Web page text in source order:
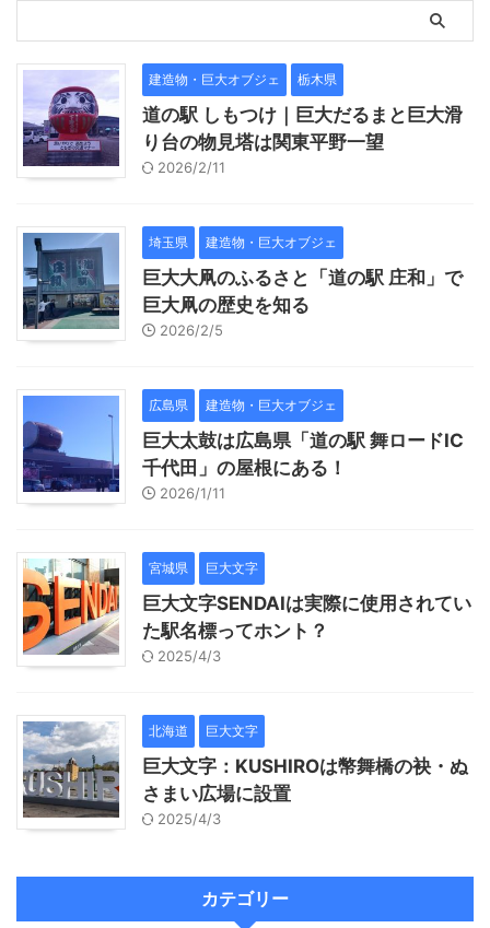
建造物・巨大オブジェ 栃木県
道の駅 しもつけ｜巨大だるまと巨大滑
り台の物見塔は関東平野一望
2026/2/11
埼玉県 建造物・巨大オブジェ
巨大大凧のふるさと「道の駅 庄和」で
巨大凧の歴史を知る
2026/2/5
広島県 建造物・巨大オブジェ
巨大太鼓は広島県「道の駅 舞ロードIC
千代田」の屋根にある！
2026/1/11
宮城県 巨大文字
巨大文字SENDAIは実際に使用されてい
た駅名標ってホント？
2025/4/3
北海道 巨大文字
巨大文字：KUSHIROは幣舞橋の袂・ぬ
さまい広場に設置
2025/4/3
カテゴリー